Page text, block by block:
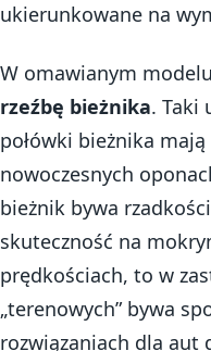
ukierunkowane na
W omawianym
rzeźbę bieżnika. Taki
połówki bieżnika
nowoczesnych
bieżnik bywa
skuteczność na
prędkościach, to w
„terenowych” bywa
rozwiązaniach dla aut